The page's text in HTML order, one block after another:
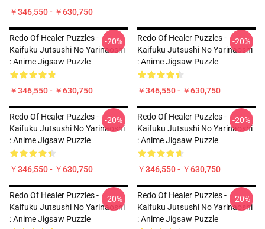
￥346,550 - ￥630,750
Redo Of Healer Puzzles -
Kaifuku Jutsushi No Yarinaoshi
: Anime Jigsaw Puzzle
￥346,550 - ￥630,750
-20%
Redo Of Healer Puzzles -
Kaifuku Jutsushi No Yarinaoshi
: Anime Jigsaw Puzzle
￥346,550 - ￥630,750
-20%
Redo Of Healer Puzzles -
Kaifuku Jutsushi No Yarinaoshi
: Anime Jigsaw Puzzle
￥346,550 - ￥630,750
-20%
Redo Of Healer Puzzles -
Kaifuku Jutsushi No Yarinaoshi
: Anime Jigsaw Puzzle
￥346,550 - ￥630,750
-20%
Redo Of Healer Puzzles -
Kaifuku Jutsushi No Yarinaoshi
: Anime Jigsaw Puzzle
-20%
Redo Of Healer Puzzles -
Kaifuku Jutsushi No Yarinaoshi
: Anime Jigsaw Puzzle
-20%